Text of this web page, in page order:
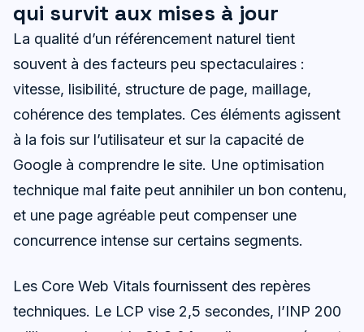
qui survit aux mises à jour
La qualité d’un référencement naturel tient
souvent à des facteurs peu spectaculaires :
vitesse, lisibilité, structure de page, maillage,
cohérence des templates. Ces éléments agissent
à la fois sur l’utilisateur et sur la capacité de
Google à comprendre le site. Une optimisation
technique mal faite peut annihiler un bon contenu,
et une page agréable peut compenser une
concurrence intense sur certains segments.
Les Core Web Vitals fournissent des repères
techniques. Le LCP vise 2,5 secondes, l’INP 200